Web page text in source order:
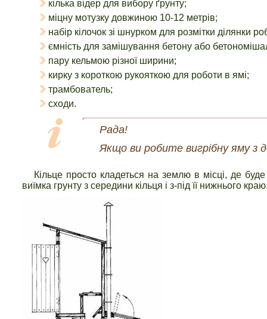
кілька відер для вибору ґрунту;
міцну мотузку довжиною 10-12 метрів;
набір кілочок зі шнурком для розмітки ділянки
ємність для замішування бетону або
пару кельмою різної ширини;
кирку з короткою рукояткою для роботи в ямі;
трамбователь;
сходи.
Рада!
Якщо ви робите вигрібну яму з
Кільце просто кладеться на землю в місці, де
виїмка грунту з середини кільця і з-під її нижнього